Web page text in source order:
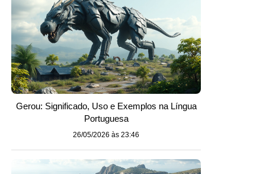
Gerou: Significado, Uso e Exemplos na Língua
Portuguesa
26/05/2026 às 23:46